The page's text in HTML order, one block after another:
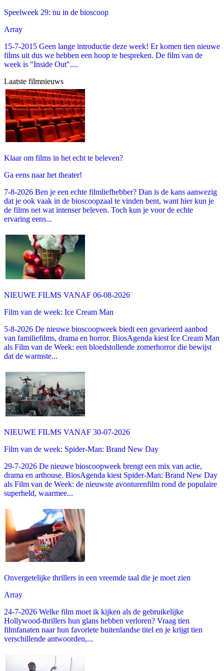
Speelweek 29: nu in de bioscoop
Array
15-7-2015 Geen lange introductie deze week! Er komen tien nieuwe
films uit dus we hebben een hoop te bespreken. De film van de
week is "Inside Out"....
Laatste filmnieuws
Klaar om films in het echt te beleven?
Ga eens naar het theater!
7-8-2026 Ben je een echte filmliefhebber? Dan is de kans aanwezig
dat je ook vaak in de bioscoopzaal te vinden bent, want hier kun je
de films net wat intenser beleven. Toch kun je voor de echte
ervaring eens...
NIEUWE FILMS VANAF 06-08-2026
Film van de week: Ice Cream Man
5-8-2026 De nieuwe bioscoopweek biedt een gevarieerd aanbod
van familiefilms, drama en horror. BiosAgenda kiest Ice Cream Man
als Film van de Week: een bloedstollende zomerhorror die bewijst
dat de warmste...
NIEUWE FILMS VANAF 30-07-2026
Film van de week: Spider-Man: Brand New Day
29-7-2026 De nieuwe bioscoopweek brengt een mix van actie,
drama en arthouse. BiosAgenda kiest Spider-Man: Brand New Day
als Film van de Week: de nieuwste avonturenfilm rond de populaire
superheld, waarmee...
Onvergetelijke thrillers in een vreemde taal die je moet zien
Array
24-7-2026 Welke film moet ik kijken als de gebruikelijke
Hollywood-thrillers hun glans hebben verloren? Vraag tien
filmfanaten naar hun favoriete buitenlandse titel en je krijgt tien
verschillende antwoorden,...